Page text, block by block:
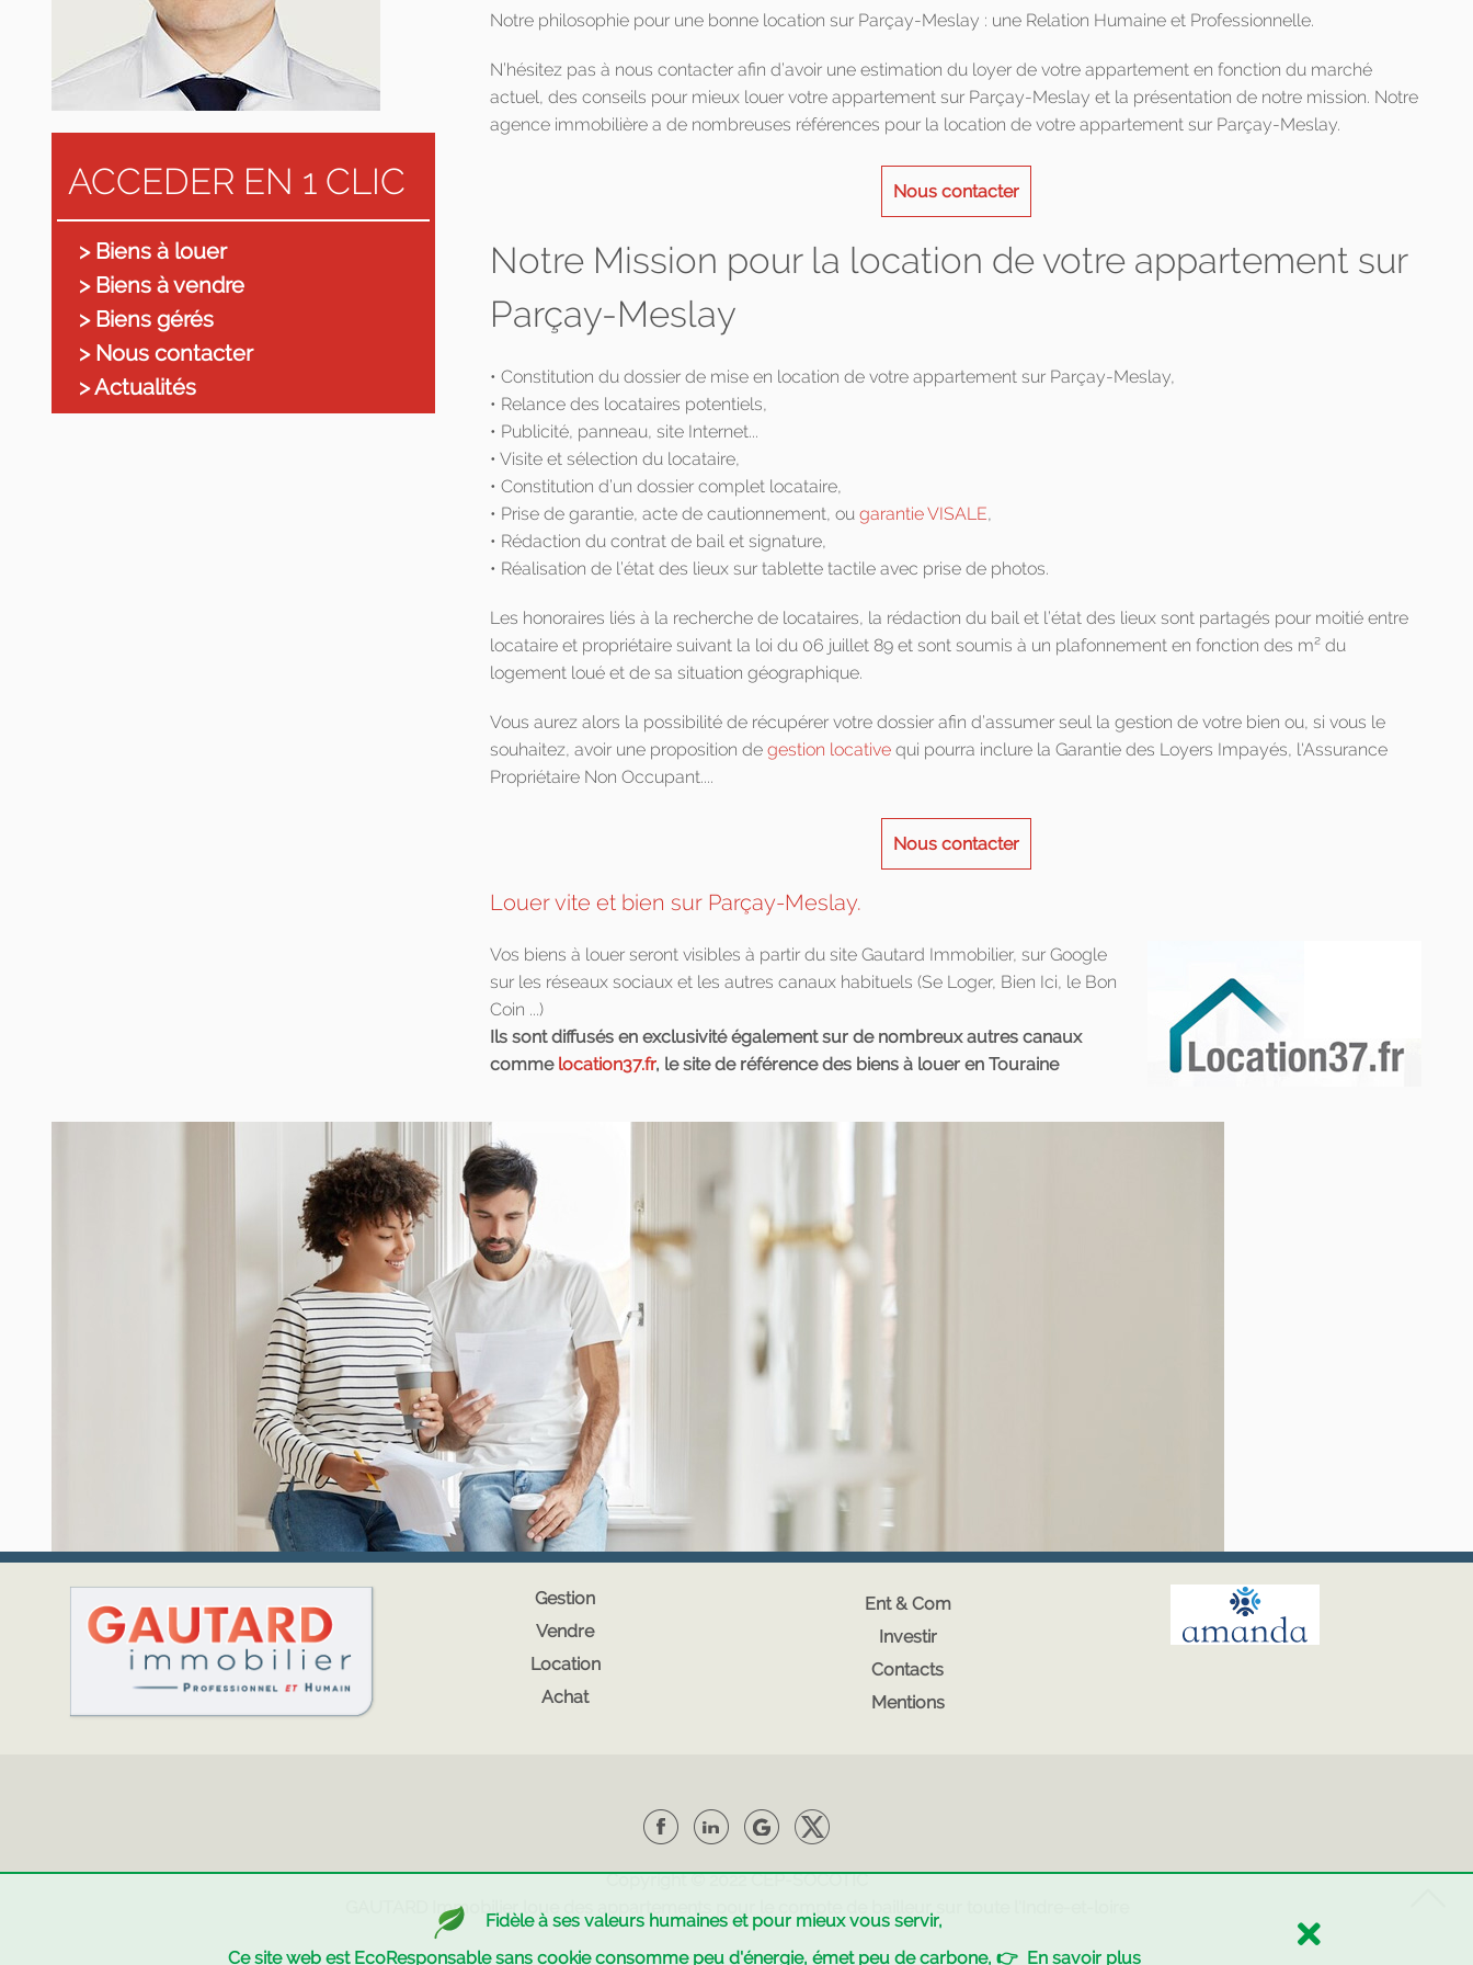
ACCEDER EN 1 CLIC
> Biens à louer
> Biens à vendre
> Biens gérés
> Nous contacter
> Actualités
Notre philosophie pour une bonne location sur Parçay-Meslay : une Relation Humaine et Professionnelle.
N’hésitez pas à nous contacter afin d’avoir une estimation du loyer de votre appartement en fonction du marché
actuel, des conseils pour mieux louer votre appartement sur Parçay-Meslay et la présentation de notre mission. Notre
agence immobilière a de nombreuses références pour la location de votre appartement sur Parçay-Meslay.
Nous contacter
Notre Mission pour la location de votre appartement sur
Parçay-Meslay
• Constitution du dossier de mise en location de votre appartement sur Parçay-Meslay,
• Relance des locataires potentiels,
• Publicité, panneau, site Internet...
• Visite et sélection du locataire,
• Constitution d’un dossier complet locataire,
• Prise de garantie, acte de cautionnement, ou garantie VISALE,
• Rédaction du contrat de bail et signature,
• Réalisation de l’état des lieux sur tablette tactile avec prise de photos.
Les honoraires liés à la recherche de locataires, la rédaction du bail et l’état des lieux sont partagés pour moitié entre
locataire et propriétaire suivant la loi du 06 juillet 89 et sont soumis à un plafonnement en fonction des m² du
logement loué et de sa situation géographique.
Vous aurez alors la possibilité de récupérer votre dossier afin d’assumer seul la gestion de votre bien ou, si vous le
souhaitez, avoir une proposition de gestion locative qui pourra inclure la Garantie des Loyers Impayés, l'Assurance
Propriétaire Non Occupant....
Nous contacter
Louer vite et bien sur Parçay-Meslay.
Vos biens à louer seront visibles à partir du site Gautard Immobilier, sur Google
sur les réseaux sociaux et les autres canaux habituels (Se Loger, Bien Ici, le Bon
Coin ...)
Ils sont diffusés en exclusivité également sur de nombreux autres canaux
comme location37.fr, le site de référence des biens à louer en Touraine
Fidèle à ses valeurs humaines et pour mieux vous servir,
Ce site web est EcoResponsable sans cookie consomme peu d'énergie, émet peu de carbone, 👉 En savoir plus
Gestion
Vendre
Location
Achat
Ent & Com
Investir
Contacts
Mentions
Copyright © 2022CEP-SOCOTIC
GAUTARD Immobilierloue des appartements pour le compte de bailleur sur toute l'Indre-et-loire